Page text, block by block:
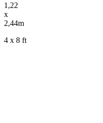
1,22
x
2,44m
4 x 8 ft